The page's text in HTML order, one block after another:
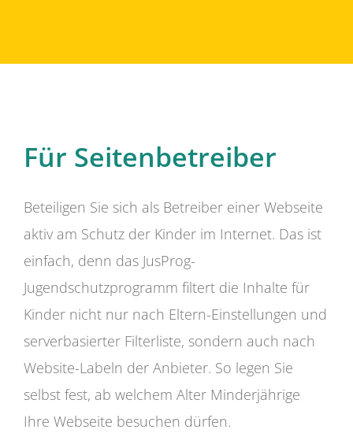
Für Seitenbetreiber
Beteiligen Sie sich als Betreiber einer Webseite
aktiv am Schutz der Kinder im Internet. Das ist
einfach, denn das JusProg-
Jugendschutzprogramm filtert die Inhalte für
Kinder nicht nur nach Eltern-Einstellungen und
serverbasierter Filterliste, sondern auch nach
Website-Labeln der Anbieter. So legen Sie
selbst fest, ab welchem Alter Minderjährige
Ihre Webseite besuchen dürfen.